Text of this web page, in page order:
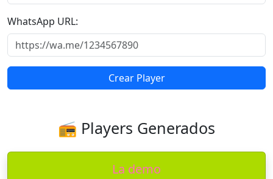
WhatsApp URL:
Crear Player
📻 Players Generados
La demo